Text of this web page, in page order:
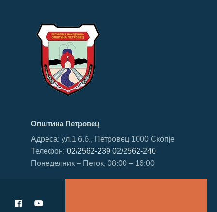
Општина Петровец
Адреса: ул.1 б.б., Петровец 1000 Скопје
Телефон: 02/2562-239 02/2562-240
Понеделник – Петок, 08:00 – 16:00